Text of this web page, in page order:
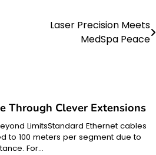
Laser Precision Meets
MedSpa Peace
Through Clever Extensions
LimitsStandard Ethernet cables
to 100 meters per segment due to
For…